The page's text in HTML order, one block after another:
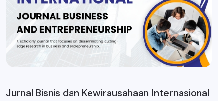
Jurnal Bisnis dan Kewirausahaan Internasional